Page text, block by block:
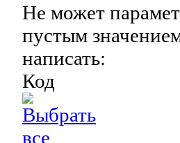
Не может
пустым
написать:
Код